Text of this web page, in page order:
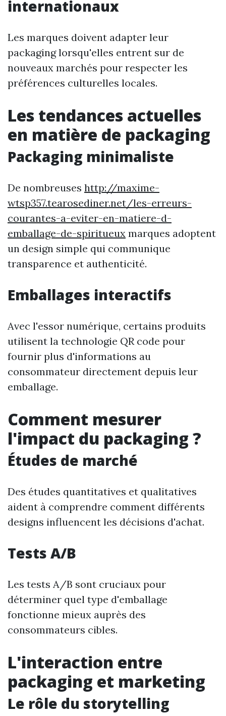
internationaux
Les marques doivent adapter leur
packaging lorsqu'elles entrent sur de
nouveaux marchés pour respecter les
préférences culturelles locales.
Les tendances actuelles
en matière de packaging
Packaging minimaliste
De nombreuses http://maxime-
wtsp357.tearosediner.net/les-erreurs-
courantes-a-eviter-en-matiere-d-
emballage-de-spiritueux marques adoptent
un design simple qui communique
transparence et authenticité.
Emballages interactifs
Avec l'essor numérique, certains produits
utilisent la technologie QR code pour
fournir plus d'informations au
consommateur directement depuis leur
emballage.
Comment mesurer
l'impact du packaging ?
Études de marché
Des études quantitatives et qualitatives
aident à comprendre comment différents
designs influencent les décisions d'achat.
Tests A/B
Les tests A/B sont cruciaux pour
déterminer quel type d'emballage
fonctionne mieux auprès des
consommateurs cibles.
L'interaction entre
packaging et marketing
Le rôle du storytelling